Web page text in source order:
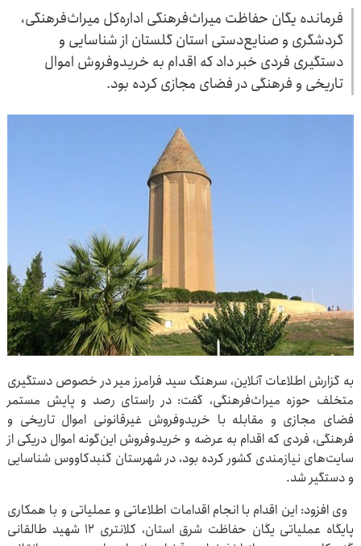
فرمانده یگان حفاظت میراث‌فرهنگی اداره‌کل میراث‌فرهنگی،
گردشگری و صنایع‌دستی استان گلستان از شناسایی و
دستگیری فردی خبر داد که اقدام به خریدوفروش اموال
تاریخی و فرهنگی در فضای مجازی کرده بود.
به گزارش اطلاعات آنلاین، سرهنگ سید فرامرز میر در خصوص دستگیری
متخلف حوزه میراث‌فرهنگی، گفت: در راستای رصد و پایش مستمر
فضای مجازی و مقابله با خریدوفروش غیرقانونی اموال تاریخی و
فرهنگی، فردی که اقدام به عرضه و خریدوفروش این‌گونه اموال دریکی از
سایت‌های نیازمندی کشور کرده بود، در شهرستان گنبدکاووس شناسایی
و دستگیر شد.
وی افزود: این اقدام با انجام اقدامات اطلاعاتی و عملیاتی و با همکاری
پایگاه عملیاتی یگان حفاظت شرق استان، کلانتری ۱۲ شهید طالقانی